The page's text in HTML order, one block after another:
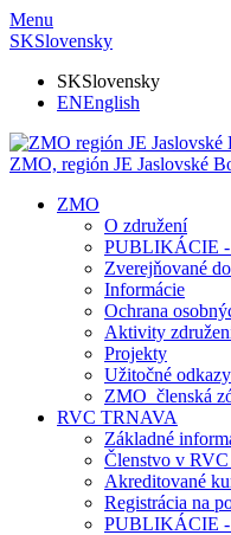
Menu
SKSlovensky
SKSlovensky
ENEnglish
ZMO, región JE Jaslovské
ZMO
O združení
PUBLIKÁCIE -
Zverejňované
Informácie
Ochrana
Aktivity
Projekty
Užitočné odkazy
ZMO_členská
RVC TRNAVA
Základné
Členstvo v
Akreditované
Registrácia na
PUBLIKÁCIE -